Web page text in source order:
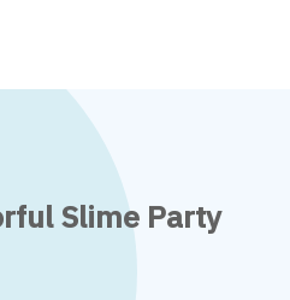
Slime Party